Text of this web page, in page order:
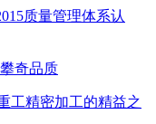
质量管理体系认
奇品质
精密加工的精益之